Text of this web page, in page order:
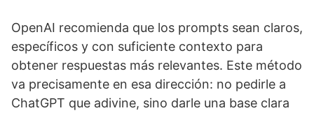
OpenAI recomienda que los prompts sean claros,
específicos y con suficiente contexto para
obtener respuestas más relevantes. Este método
va precisamente en esa dirección: no pedirle a
ChatGPT que adivine, sino darle una base clara